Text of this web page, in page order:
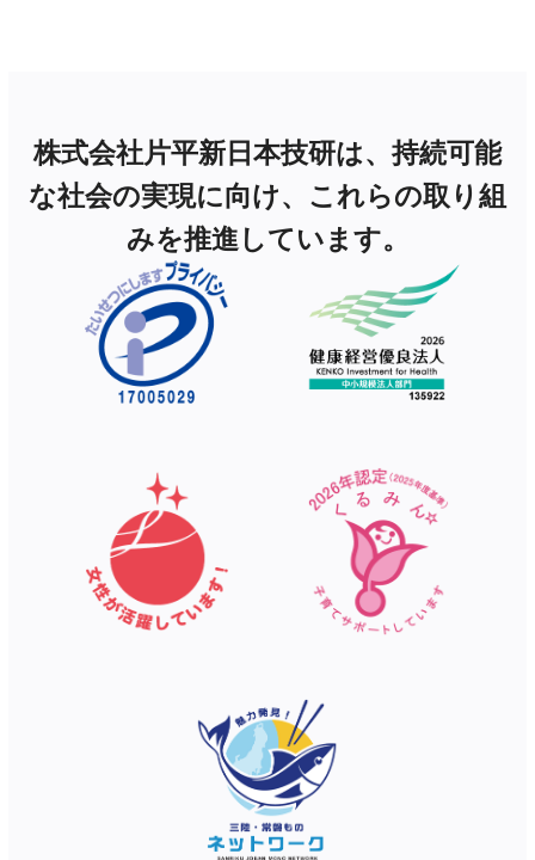
株式会社片平新日本技研は、持続可能
な社会の実現に向け、これらの取り組
みを推進しています。